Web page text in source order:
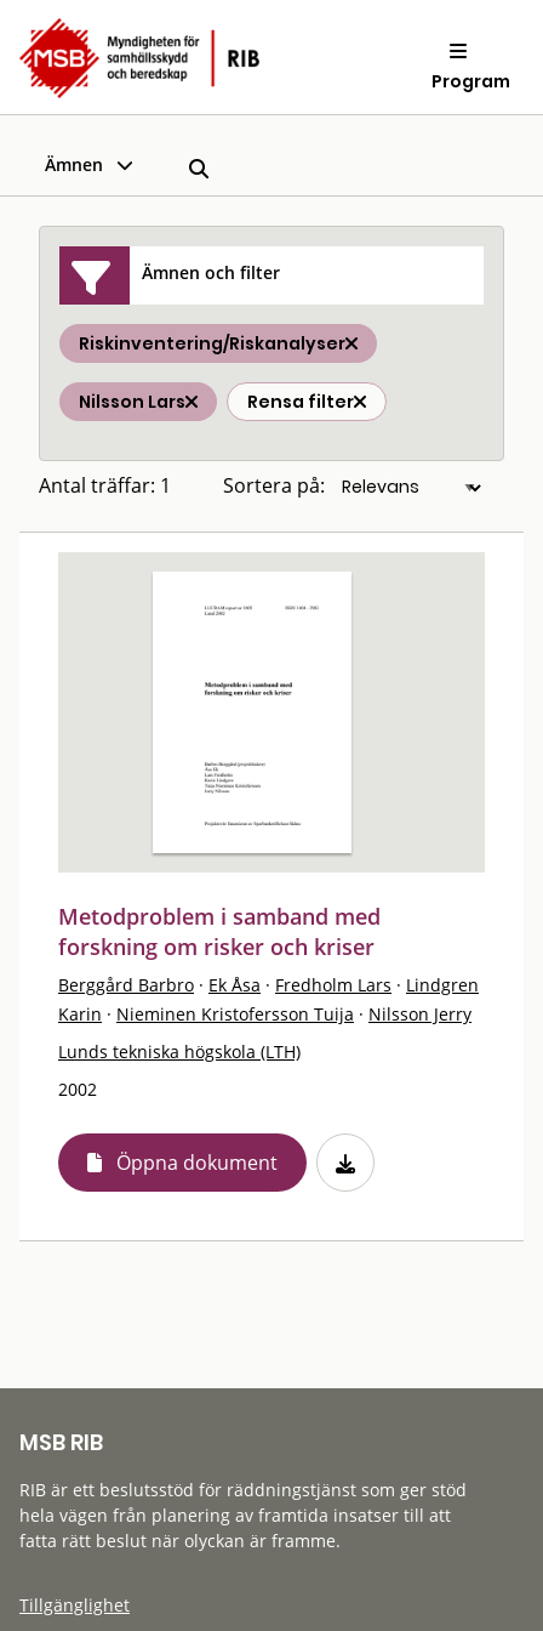
Program
Ämnen
Ämnen och filter
Riskinventering/Riskanalyser
Nilsson Lars Rensa filter
Antal träffar: 1 Sortera på:
Metodproblem i samband med
forskning om risker och kriser
Berggård Barbro · Ek Åsa · Fredholm Lars · Lindgren
Karin · Nieminen Kristofersson Tuija · Nilsson Jerry
Lunds tekniska högskola (LTH)
2002
Öppna dokument
MSB RIB
RIB är ett beslutsstöd för räddningstjänst som ger stöd
hela vägen från planering av framtida insatser till att
fatta rätt beslut när olyckan är framme.
Tillgänglighet